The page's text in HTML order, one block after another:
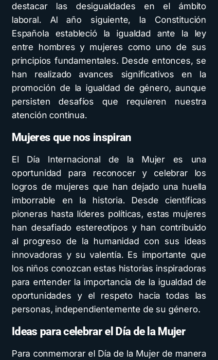
destacar las desigualdades en el ámbito
laboral. Al año siguiente, la Constitución
Española estableció la igualdad ante la ley
entre hombres y mujeres como uno de sus
principios fundamentales. Desde entonces, se
han realizado avances significativos en la
promoción de la igualdad de género, aunque
persisten desafíos que requieren nuestra
atención continua.
Mujeres que nos inspiran
El Día Internacional de la Mujer es una
oportunidad para reconocer y celebrar los
logros de mujeres que han dejado una huella
imborrable en la historia. Desde científicas
pioneras hasta líderes políticas, estas mujeres
han desafiado estereotipos y han contribuido
al progreso de la humanidad con sus ideas
innovadoras y su valentía. Es importante que
los niños conozcan estas historias inspiradoras
para entender la importancia de la igualdad de
oportunidades y el respeto hacia todas las
personas, independientemente de su género.
Ideas para celebrar el Día de la Mujer
Para conmemorar el Día de la Mujer de manera